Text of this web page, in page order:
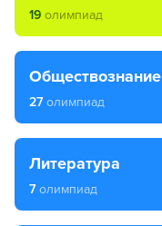
19 олимпиад
обществознание
27 олимпиад
литература
7 олимпиад